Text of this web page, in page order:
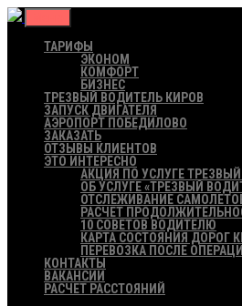
ТАРИФЫ
ЭКОНОМ
КОМФОРТ
БИЗНЕС
ТРЕЗВЫЙ ВОДИТЕЛЬ КИРОВ
ЗАПУСК ДВИГАТЕЛЯ
АЭРОПОРТ ПОБЕДИЛОВО
ЗАКАЗАТЬ
ОТЗЫВЫ КЛИЕНТОВ
ЭТО ИНТЕРЕСНО
АКЦИЯ ПО УСЛУГЕ
ОБ УСЛУГЕ «ТРЕЗВЫЙ
ОТСЛЕЖИВАНИЕ
РАСЧЕТ
10 СОВЕТОВ ВОДИТЕЛЮ
КАРТА СОСТОЯНИЯ ДОРОГ
ПЕРЕВОЗКА ПОСЛЕ
КОНТАКТЫ
ВАКАНСИИ
РАСЧЕТ РАССТОЯНИЙ